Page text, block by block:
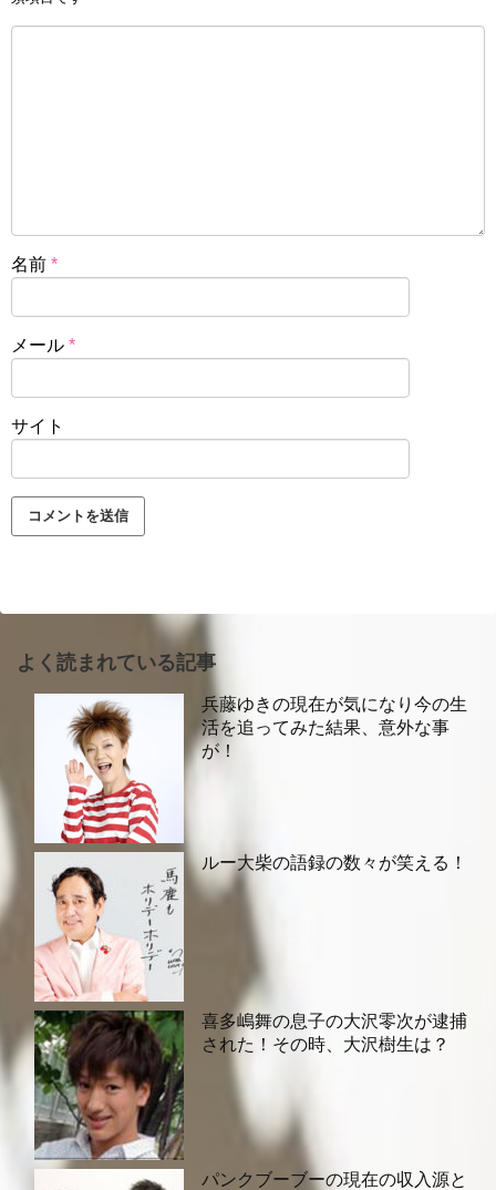
名前 *
メール *
サイト
よく読まれている記事
兵藤ゆきの現在が気になり今の生
活を追ってみた結果、意外な事
が！
ルー大柴の語録の数々が笑える！
喜多嶋舞の息子の大沢零次が逮捕
された！その時、大沢樹生は？
パンクブーブーの現在の収入源と